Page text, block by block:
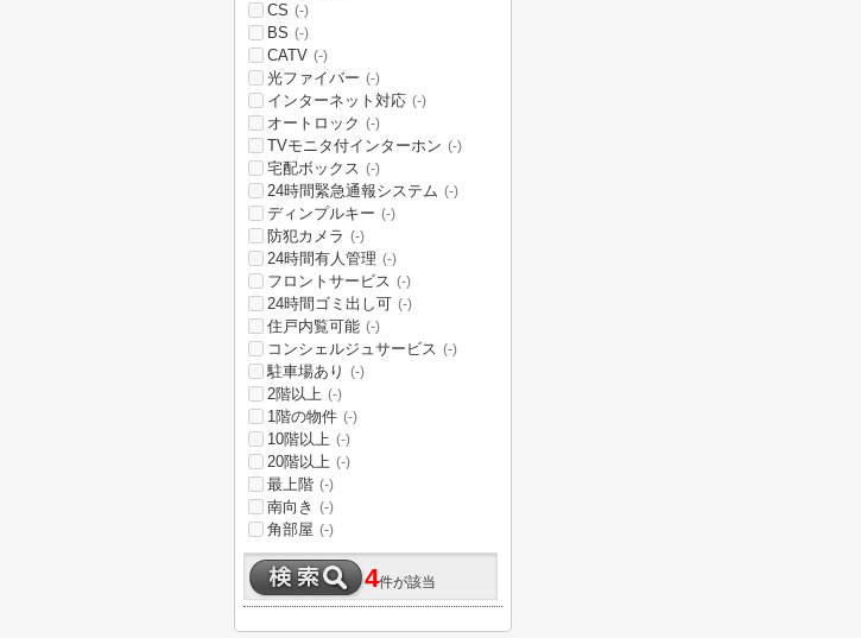
CS (-)
BS (-)
CATV (-)
光ファイバー (-)
インターネット対応 (-)
オートロック (-)
TVモニタ付インターホン (-)
宅配ボックス (-)
24時間緊急通報システム (-)
ディンプルキー (-)
防犯カメラ (-)
24時間有人管理 (-)
フロントサービス (-)
24時間ゴミ出し可 (-)
住戸内覧可能 (-)
コンシェルジュサービス (-)
駐車場あり (-)
2階以上 (-)
1階の物件 (-)
10階以上 (-)
20階以上 (-)
最上階 (-)
南向き (-)
角部屋 (-)
4件が該当